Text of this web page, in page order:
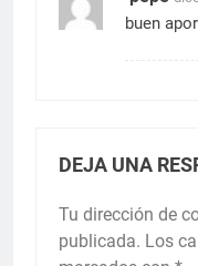
buen
DEJA UNA
Tu dirección de
publicada. Los